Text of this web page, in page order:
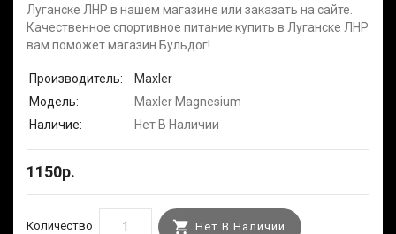
Луганске ЛНР в нашем магазине или заказать на сайте.
Качественное спортивное питание купить в Луганске ЛНР
вам поможет магазин Бульдог!
Производитель:
Maxler
Модель:
Maxler Magnesium
Наличие:
Нет В Наличии
1150р.
Количество Нет В Наличии